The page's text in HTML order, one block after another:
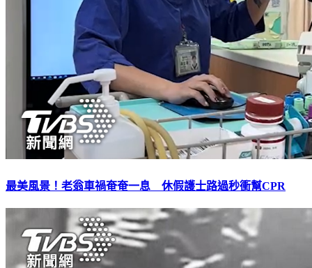
最美風景！老翁車禍奄奄一息 休假護士路過秒衝幫CPR